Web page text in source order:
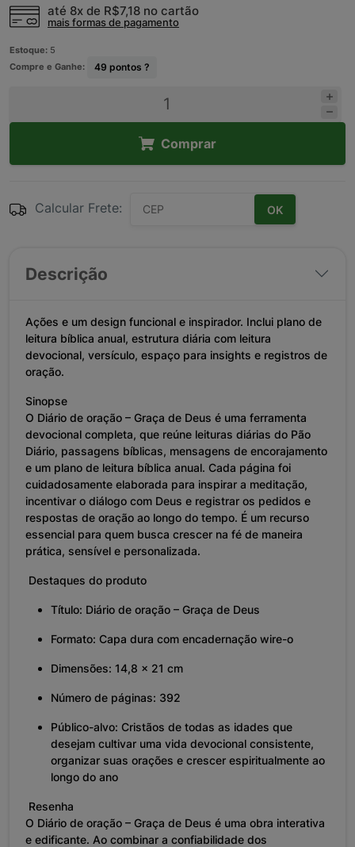
até 8x de R$7,18 no cartão
mais formas de pagamento
Estoque: 5
Compre e Ganhe:
49 pontos ?
Comprar
Calcular Frete: OK
Descrição
Ações e um design funcional e inspirador. Inclui plano de
leitura bíblica anual, estrutura diária com leitura
devocional, versículo, espaço para insights e registros de
oração.
Sinopse
O Diário de oração – Graça de Deus é uma ferramenta
devocional completa, que reúne leituras diárias do Pão
Diário, passagens bíblicas, mensagens de encorajamento
e um plano de leitura bíblica anual. Cada página foi
cuidadosamente elaborada para inspirar a meditação,
incentivar o diálogo com Deus e registrar os pedidos e
respostas de oração ao longo do tempo. É um recurso
essencial para quem busca crescer na fé de maneira
prática, sensível e personalizada.
Destaques do produto
Título: Diário de oração – Graça de Deus
Formato: Capa dura com encadernação wire-o
Dimensões: 14,8 x 21 cm
Número de páginas: 392
Público-alvo: Cristãos de todas as idades que
desejam cultivar uma vida devocional consistente,
organizar suas orações e crescer espiritualmente ao
longo do ano
Resenha
O Diário de oração – Graça de Deus é uma obra interativa
e edificante. Ao combinar a confiabilidade dos